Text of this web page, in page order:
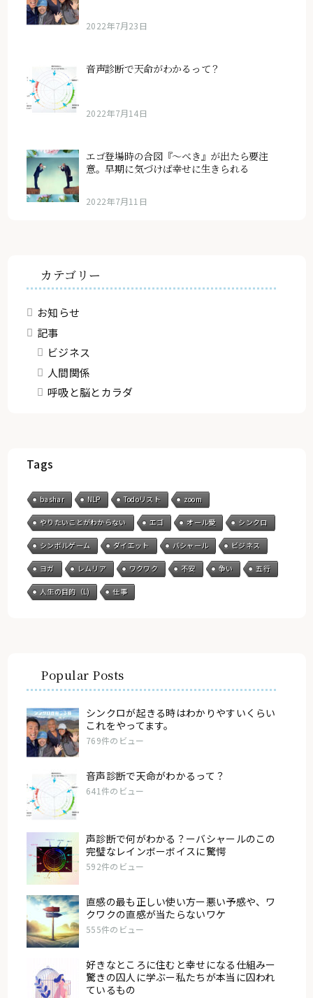
2022年7月23日
音声診断で天命がわかるって？
2022年7月14日
エゴ登場時の合図『〜べき』が出たら要注
意。早期に気づけば幸せに生きられる
2022年7月11日
カテゴリー
お知らせ
記事
ビジネス
人間関係
呼吸と脳とカラダ
Tags
bashar NLP Todoリスト zoom
やりたいことがわからない エゴ オール愛 シンクロ
シンボルゲーム ダイエット バシャール ビジネス
ヨガ レムリア ワクワク 不安 争い 五行
人生の目的（L) 仕事
Popular Posts
シンクロが起きる時はわかりやすいくらい
これをやってます。
769件のビュー
音声診断で天命がわかるって？
641件のビュー
声診断で何がわかる？ーバシャールのこの
完璧なレインボーボイスに驚愕
592件のビュー
直感の最も正しい使い方ー悪い予感や、ワ
クワクの直感が当たらないワケ
555件のビュー
好きなところに住むと幸せになる仕組みー
驚きの囚人に学ぶー私たちが本当に囚われ
ているもの